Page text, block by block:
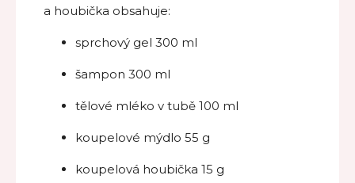
a houbička obsahuje:
sprchový gel 300 ml
šampon 300 ml
tělové mléko v tubě 100 ml
koupelové mýdlo 55 g
koupelová houbička 15 g